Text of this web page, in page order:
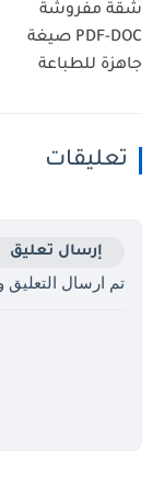
شقة مفروشة
PDF-DOC صيغة
جاهزة للطباعة
تعليقات
إرسال تعليق
تم ارسال التعليق